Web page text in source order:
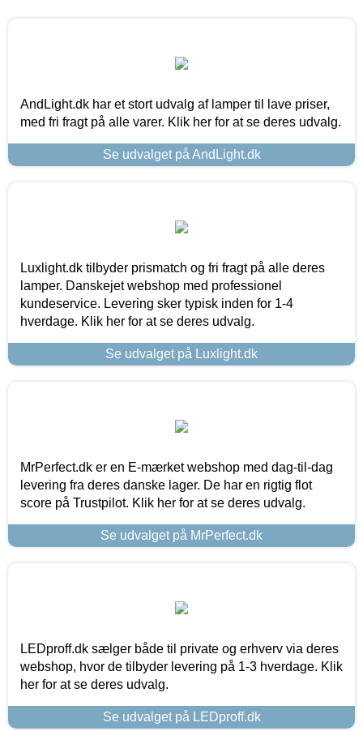
AndLight.dk har et stort udvalg af lamper til lave priser,
med fri fragt på alle varer. Klik her for at se deres udvalg.
Se udvalget på AndLight.dk
Luxlight.dk tilbyder prismatch og fri fragt på alle deres
lamper. Danskejet webshop med professionel
kundeservice. Levering sker typisk inden for 1-4
hverdage. Klik her for at se deres udvalg.
Se udvalget på Luxlight.dk
MrPerfect.dk er en E-mærket webshop med dag-til-dag
levering fra deres danske lager. De har en rigtig flot
score på Trustpilot. Klik her for at se deres udvalg.
Se udvalget på MrPerfect.dk
LEDproff.dk sælger både til private og erhverv via deres
webshop, hvor de tilbyder levering på 1-3 hverdage. Klik
her for at se deres udvalg.
Se udvalget på LEDproff.dk